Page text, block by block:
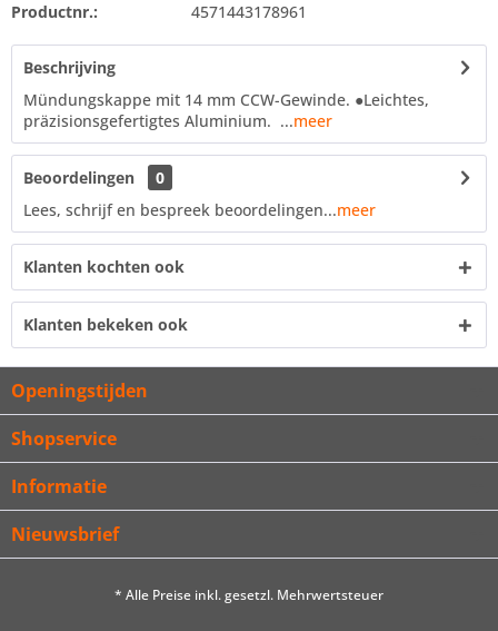
Productnr.: 4571443178961
Beschrijving
Mündungskappe mit 14 mm CCW-Gewinde. ●Leichtes,
präzisionsgefertigtes Aluminium. ...meer
Beoordelingen
0
Lees, schrijf en bespreek beoordelingen...meer
Klanten kochten ook
Klanten bekeken ook
Openingstijden
Shopservice
Informatie
Nieuwsbrief
* Alle Preise inkl. gesetzl. Mehrwertsteuer